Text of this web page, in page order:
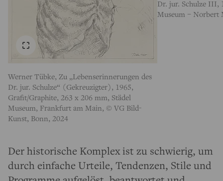
Werner Tübke, Zu „Lebenserinnerungen des
Dr. jur. Schulze“ (Gekreuzigter), 1965,
Grafit/Graphite, 263 x 206 mm, Städel
Museum, Frankfurt am Main, © VG Bild-
Kunst, Bonn, 2024
Dr. jur. Schulze III,
Museum – Norbert
Der historische Komplex ist zu schwierig, um
durch einfache Urteile, Tendenzen, Stile und